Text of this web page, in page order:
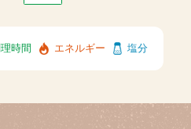
時間 エネルギー 塩分